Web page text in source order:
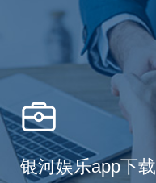
银河娱乐app下载